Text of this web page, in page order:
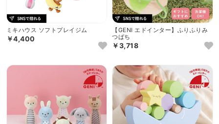
ミキハウス ソフトプレイジム
￥4,400
【GENI エドインター】ふりふりみ
つばち
￥3,718